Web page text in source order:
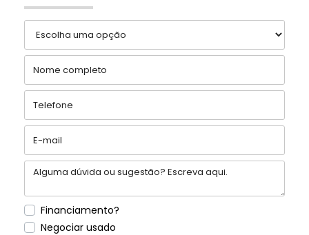
Financiamento?
Negociar usado